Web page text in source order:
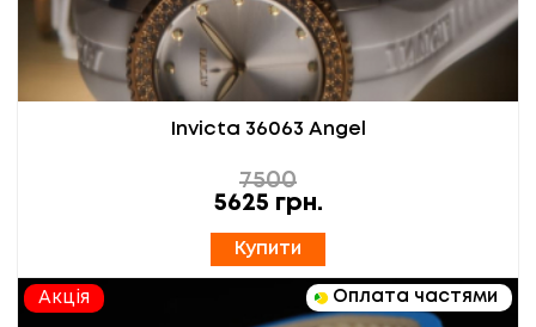
Invicta 36063 Angel
7500
5625 грн.
Купити
Акція Оплата частями